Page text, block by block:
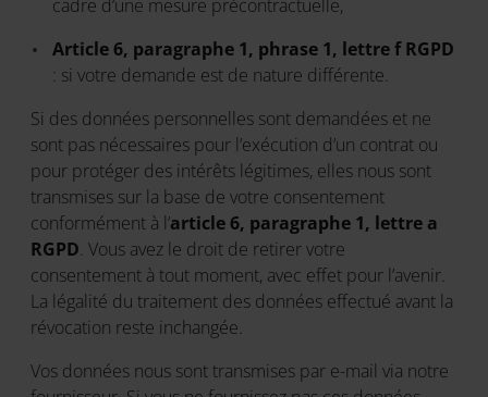
cadre d’une mesure précontractuelle,
Article 6, paragraphe 1, phrase 1, lettre f RGPD
: si votre demande est de nature différente.
Si des données personnelles sont demandées et ne
sont pas nécessaires pour l’exécution d’un contrat ou
pour protéger des intérêts légitimes, elles nous sont
transmises sur la base de votre consentement
conformément à l’article 6, paragraphe 1, lettre a
RGPD. Vous avez le droit de retirer votre
consentement à tout moment, avec effet pour l’avenir.
La légalité du traitement des données effectué avant la
révocation reste inchangée.
Vos données nous sont transmises par e-mail via notre